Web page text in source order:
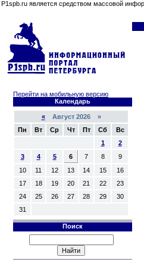
P1spb.ru является средством массовой
Перейти на мобильную версию
Календарь
«Август 2026 »
Пн
Вт Ср Чт Пт Сб
Вс
1
2
3
4 5 6 7 8
9
10
11 12 13 14 15
16
17
18 19 20 21 22
23
24
25 26 27 28 29
30
31
Поиск